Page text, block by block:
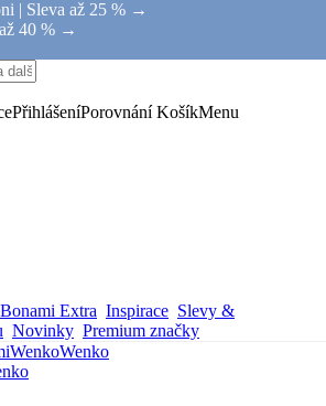
| Sleva až 25 % →
40 % →
PřihlášeníPorovnání KošíkMenu
Bonami Extra Inspirace Slevy &
Novinky Premium značky
WenkoWenko